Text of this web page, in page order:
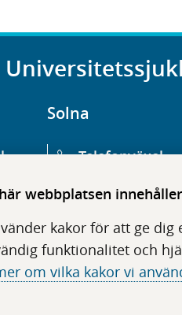
webbplatsen
kakor för att ge
funktionalitet och
om vilka kakor vi
Solna
Telefonväxel
Eugeniavägen 3